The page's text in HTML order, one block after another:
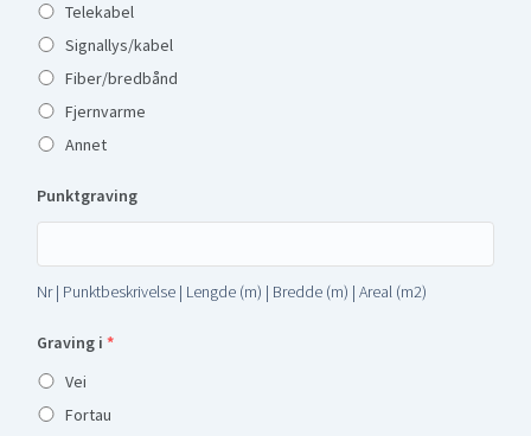
Telekabel
Signallys/kabel
Fiber/bredbånd
Fjernvarme
Annet
Punktgraving
Nr | Punktbeskrivelse | Lengde (m) | Bredde (m) | Areal (m2)
Graving i *
Vei
Fortau